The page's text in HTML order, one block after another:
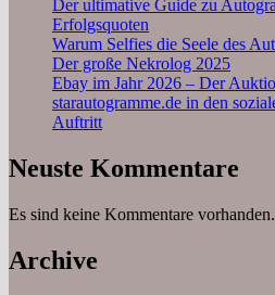
Der ultimative Guide zu
Erfolgsquoten
Warum Selfies die Seele des
Der große Nekrolog 2025
Ebay im Jahr 2026 – Der
starautogramme.de in den
Auftritt
Neuste Kommentare
Es sind keine Kommentare vorhanden.
Archive